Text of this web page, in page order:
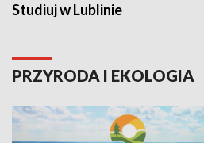
Studiuj w Lublinie
PRZYRODA I EKOLOGIA